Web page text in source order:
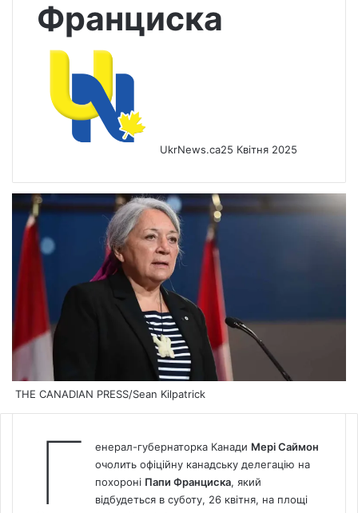
Франциска
UkrNews.ca25 Квітня 2025
THE CANADIAN PRESS/Sean Kilpatrick
Г енерал-губернаторка Канади Мері Саймон
очолить офіційну канадську делегацію на
похороні Папи Франциска, який
відбудеться в суботу, 26 квітня, на площі